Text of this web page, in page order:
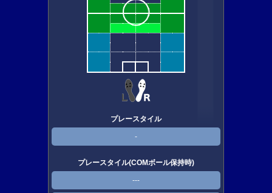
プレースタイル
-
プレースタイル(COMボール保持時)
---